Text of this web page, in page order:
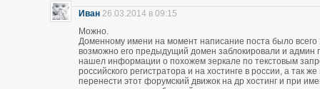
Иван 26.03.2014 в 09:15
Можно.
Доменному имени на момент написание поста было
возможно его предыдущий домен заблокировали и админ
нашел информации о похожем зеркале по текстовым
российского регистратора и на хостинге в россии, а
перенести этот форумский движок на др хостинг и при